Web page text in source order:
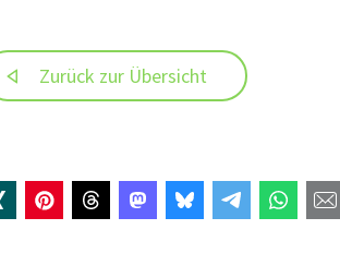
Zurück zur Übersicht